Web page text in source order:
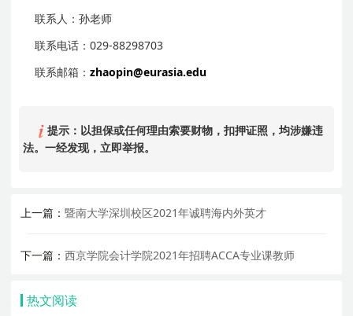
联系人：孙老师
联系电话：029-88298703
联系邮箱：zhaopin@eurasia.edu
提示：以担保或任何理由索要财物，扣押证照，均涉嫌违
法。一经发现，立即举报。
上一篇：暨南大学深圳校区2021年诚聘海内外英才
下一篇：西京学院会计学院2021年招聘ACCA专业课教师
热文阅读